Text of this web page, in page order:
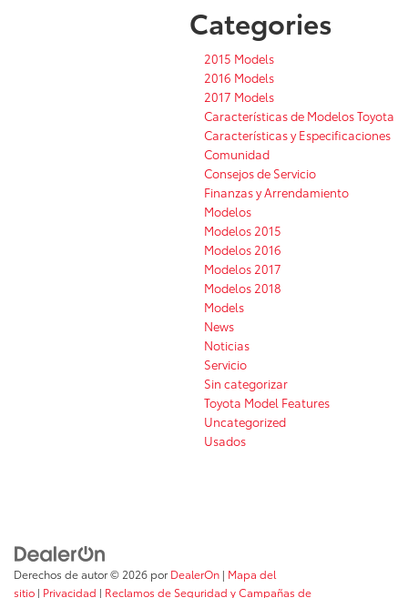
Categories
2015 Models
2016 Models
2017 Models
Características de Modelos Toyota
Características y Especificaciones
Comunidad
Consejos de Servicio
Finanzas y Arrendamiento
Modelos
Modelos 2015
Modelos 2016
Modelos 2017
Modelos 2018
Models
News
Noticias
Servicio
Sin categorizar
Toyota Model Features
Uncategorized
Usados
Derechos de autor © 2026 porDealerOn | Mapa del
sitio | Privacidad | Reclamos de Seguridad y Campañas de